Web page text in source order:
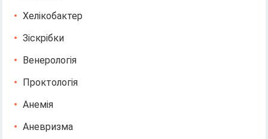
Хелікобактер
Зіскрібки
Венерологія
Проктологія
Анемія
Аневризма